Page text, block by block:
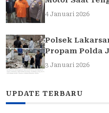
4 Januari 2026
Polsek
Propam Polda
Elina
3 Januari 2026
UPDATE TERBARU